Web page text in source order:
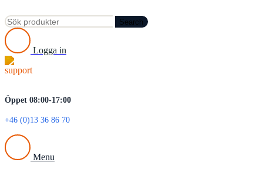
Search
Logga in
Öppet 08:00-17:00
+46 (0)13 36 86 70
Menu